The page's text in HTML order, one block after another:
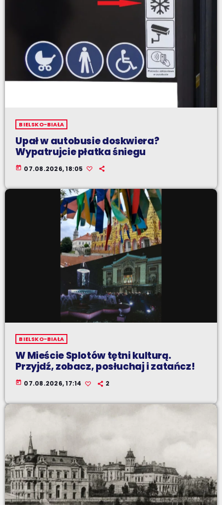
BIELSKO-BIAŁA
Upał w autobusie doskwiera?
Wypatrujcie płatka śniegu
today 07.08.2026, 18:05
BIELSKO-BIAŁA
W Mieście Splotów tętni kulturą.
Przyjdź, zobacz, posłuchaj i zatańcz!
today 07.08.2026, 17:14 2